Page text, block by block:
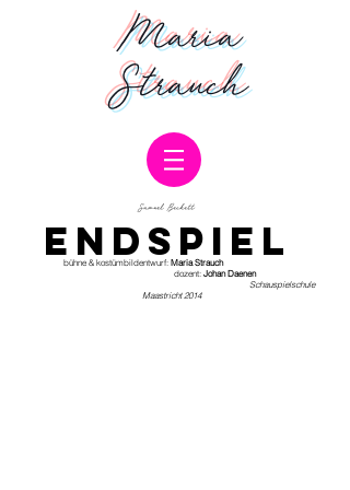
Maria
Strauch
Samuel Beckett
bühne & kostümbildentwurf: Maria Strauch
dozent: Johan Daenen
Schauspielschule
Maastricht 2014
ENDSPIEL